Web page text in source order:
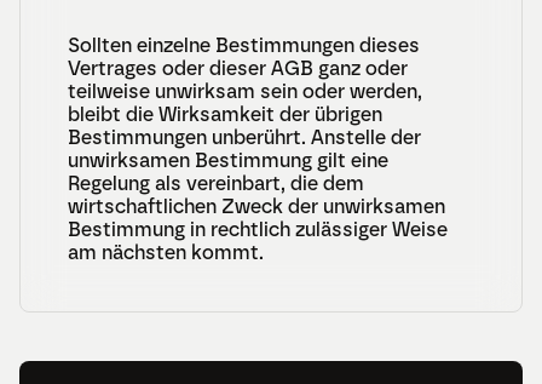
Sollten einzelne Bestimmungen dieses
Vertrages oder dieser AGB ganz oder
teilweise unwirksam sein oder werden,
bleibt die Wirksamkeit der übrigen
Bestimmungen unberührt. Anstelle der
unwirksamen Bestimmung gilt eine
Regelung als vereinbart, die dem
wirtschaftlichen Zweck der unwirksamen
Bestimmung in rechtlich zulässiger Weise
am nächsten kommt.